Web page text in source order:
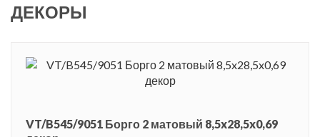
ДЕКОРЫ
VT/B545/9051 Борго 2 матовый 8,5x28,5x0,69